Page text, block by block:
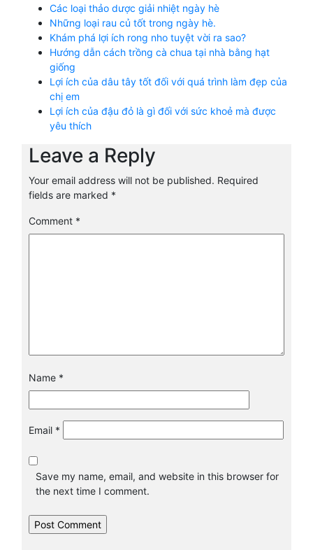
Các loại thảo dược giải nhiệt ngày hè
Những loại rau củ tốt trong ngày hè.
Khám phá lợi ích rong nho tuyệt vời ra sao?
Hướng dẫn cách trồng cà chua tại nhà bằng hạt
giống
Lợi ích của dâu tây tốt đối với quá trình làm đẹp của
chị em
Lợi ích của đậu đỏ là gì đối với sức khoẻ mà được
yêu thích
Leave a Reply
Your email address will not be published. Required
fields are marked *
Comment *
Name *
Email *
Save my name, email, and website in this browser for
the next time I comment.